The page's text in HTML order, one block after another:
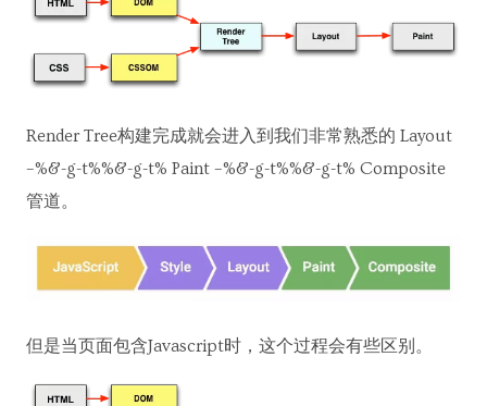
Render Tree构建完成就会进入到我们非常熟悉的 Layout
–%&-g-t%%&-g-t% Paint –%&-g-t%%&-g-t% Composite
管道。
但是当页面包含Javascript时，这个过程会有些区别。